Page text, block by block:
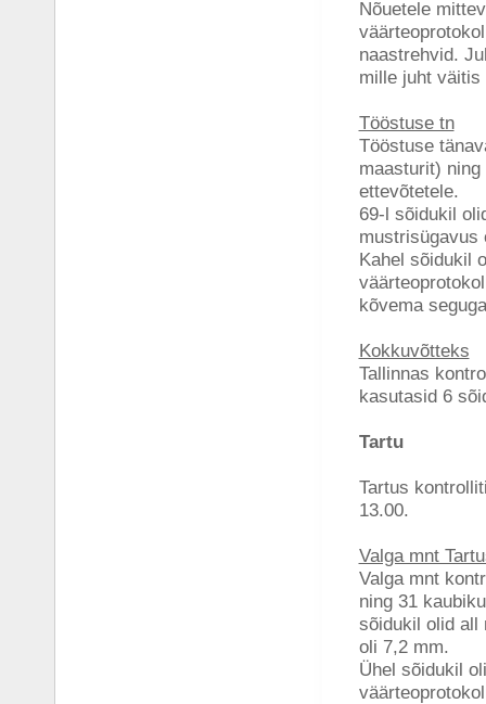
Nõuetele
naastrehvid.
mille juht väitis
Tööstuse tn
Tööstuse
maasturit)
ettevõtetele.
69-l sõidukil
mustrisügavus
Kahel sõidukil
kõvema
Kokkuvõtteks
Tallinnas
kasutasid 6
Tartu
Tartus
13.00.
Valga mnt
Valga mnt
ning 31
sõidukil olid all
oli 7,2 mm.
Ühel sõidukil